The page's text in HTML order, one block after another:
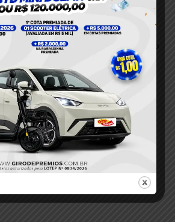
Aveiro
6 de agosto de 2026
VÍDEO; Pedestre é atingida após colisão
entre dois carros em Itaituba
6 de agosto de 2026